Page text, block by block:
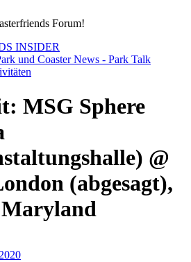
Forum!
INSIDER
und Coaster News - Park Talk
MSG Sphere
@
(abgesagt),